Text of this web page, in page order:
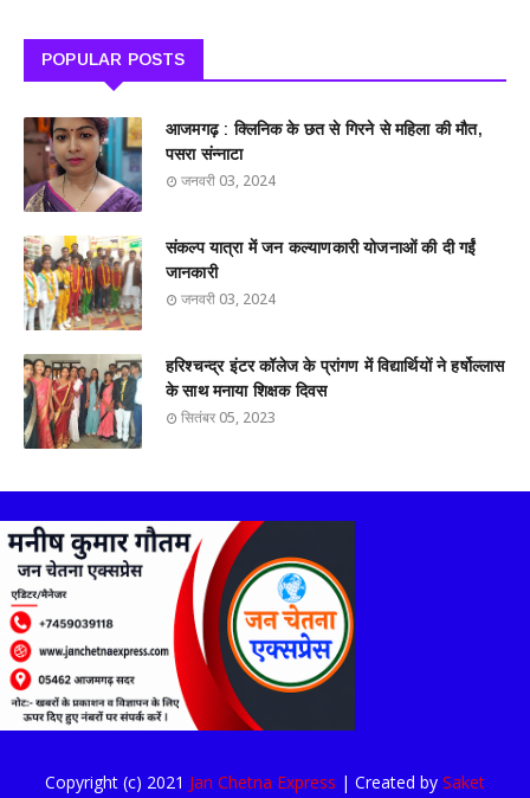
POPULAR POSTS
आजमगढ़ : क्लिनिक के छत से गिरने से महिला की मौत,
पसरा संन्नाटा
जनवरी 03, 2024
संकल्प यात्रा में जन कल्याणकारी योजनाओं की दी गईं
जानकारी
जनवरी 03, 2024
हरिश्चन्द्र इंटर कॉलेज के प्रांगण में विद्यार्थियों ने हर्षोल्लास
के साथ मनाया शिक्षक दिवस
सितंबर 05, 2023
Copyright (c) 2021 Jan Chetna Express | Created by Saket